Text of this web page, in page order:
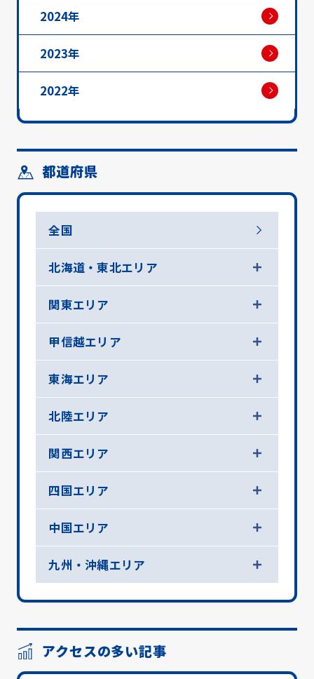
2024年
2023年
2022年
都道府県
全国
北海道・東北エリア
関東エリア
甲信越エリア
東海エリア
北陸エリア
関西エリア
四国エリア
中国エリア
九州・沖縄エリア
アクセスの多い記事